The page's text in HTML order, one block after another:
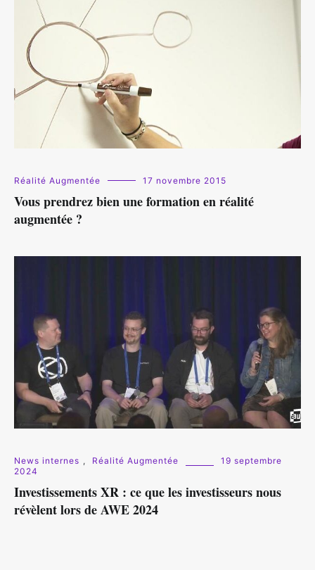
Réalité Augmentée 17 novembre 2015
Vous prendrez bien une formation en réalité
augmentée ?
News internes , Réalité Augmentée
19 septembre
2024
Investissements XR : ce que les investisseurs nous
révèlent lors de AWE 2024